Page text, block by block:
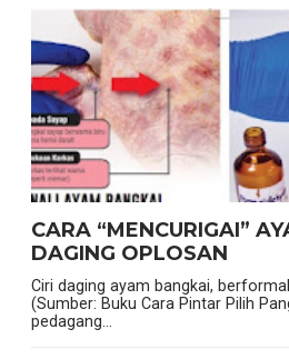
CARA “MENCURIGAI”
DAGING OPLOSAN
Ciri daging ayam bangkai,
(Sumber: Buku Cara Pintar Pilih
pedagang...